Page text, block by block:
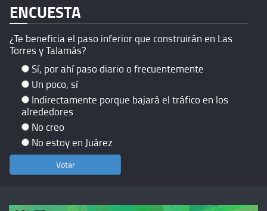
ENCUESTA
¿Te beneficia el paso inferior que construirán en Las
Torres y Talamás?
Sí, por ahí paso diario o frecuentemente
Un poco, sí
Indirectamente porque bajará el tráfico en los
alrededores
No creo
No estoy en Juárez